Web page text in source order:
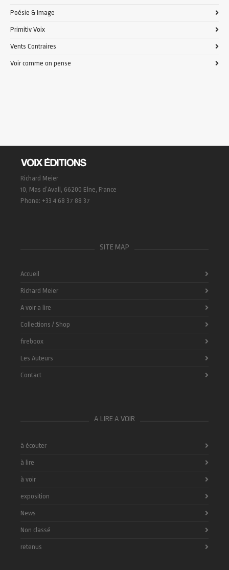
Poésie & Image
Primitiv Voix
Vents Contraires
Voir comme on pense
Richard Meier
10, Mas d’Avall, 66200 Elne, France
Phone: +33 4 68 37 88 37
SITE MAP
Accueil
Richard Meier
A voir a lire
Collections / Shop
fireboox
Les Auteurs
Contact
A LIRE A VOIR
à écouter
à lire
à voir
exposition
News
Non classé
retenus